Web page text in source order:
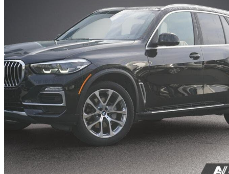
2021 BMW X5
xDrive40i AWD 79 850 km
37 980 $ Affaire
666 $/mois env.
Burnaby, BC